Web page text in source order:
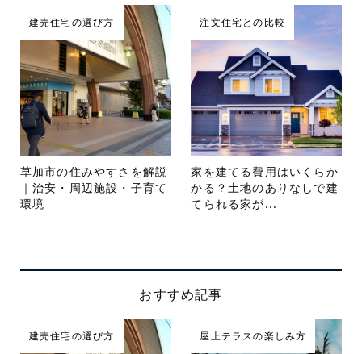
建売住宅の選び方
草加市の住みやすさを解説
｜治安・周辺施設・子育て
環境
注文住宅との比較
家を建てる費用はいくらか
かる？土地のありなしで建
てられる家が...
おすすめ記事
建売住宅の選び方 屋上テラスの楽しみ方